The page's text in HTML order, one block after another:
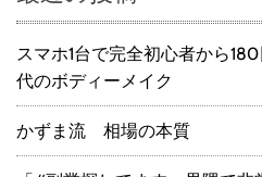
スマホ1台で完全初心者から
代のボディーメイク
かずま流 相場の本質